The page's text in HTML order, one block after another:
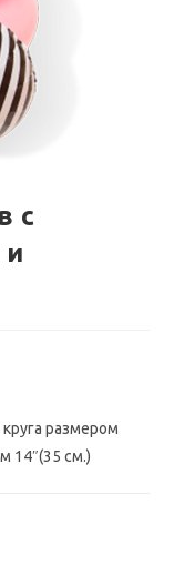
с
размером
14″(35 см.)